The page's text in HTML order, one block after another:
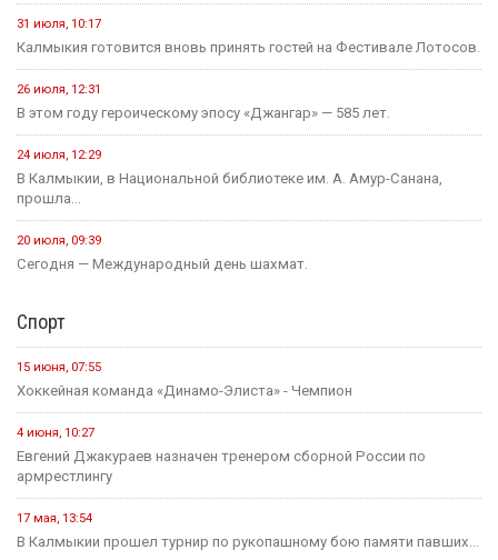
31 июля, 10:17
Калмыкия готовится вновь принять гостей на Фестивале Лотосов.
26 июля, 12:31
В этом году героическому эпосу «Джангар» — 585 лет.
24 июля, 12:29
В Калмыкии, в Национальной библиотеке им. А. Амур-Санана,
прошла...
20 июля, 09:39
Сегодня — Международный день шахмат.
Спорт
15 июня, 07:55
Хоккейная команда «Динамо-Элиста» - Чемпион
4 июня, 10:27
Евгений Джакураев назначен тренером сборной России по
армрестлингу
17 мая, 13:54
В Калмыкии прошел турнир по рукопашному бою памяти павших...